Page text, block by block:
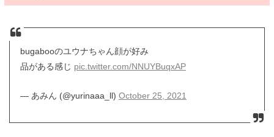
bugabooのユウナちゃん顔が好み
品がある感じ pic.twitter.com/NNUYBuqxAP
— あみん (@yurinaaa_ll) October 25, 2021